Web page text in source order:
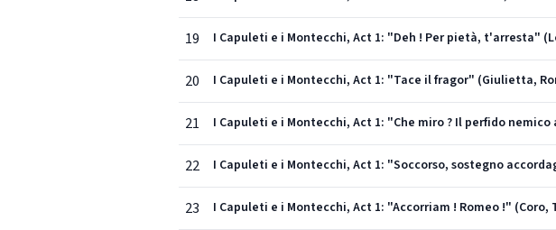
19 I Capuleti e i Montecchi, Act 1: "Deh ! Per pietà, t'arresta"
20 I Capuleti e i Montecchi, Act 1: "Tace il fragor" (Giulietta,
21 I Capuleti e i Montecchi, Act 1: "Che miro ? Il perfido
22 I Capuleti e i Montecchi, Act 1: "Soccorso, sostegno
23 I Capuleti e i Montecchi, Act 1: "Accorriam ! Romeo !"